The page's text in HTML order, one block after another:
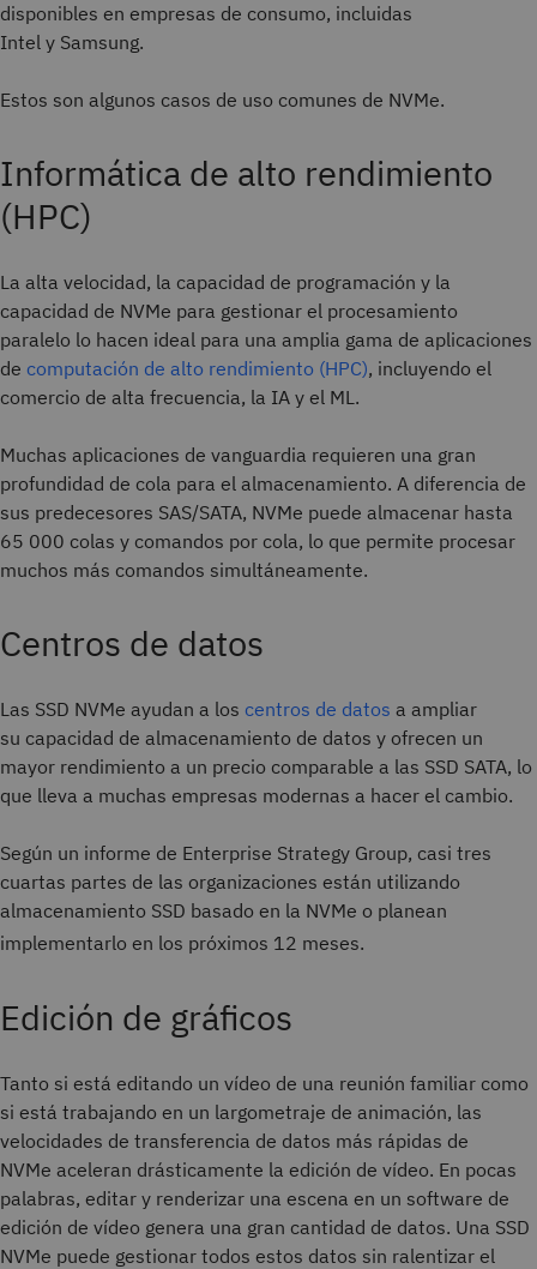
disponibles en empresas de consumo, incluidas
Intel y Samsung.
Estos son algunos casos de uso comunes de NVMe.
Informática de alto rendimiento
(HPC)
La alta velocidad, la capacidad de programación y la
capacidad de NVMe para gestionar el procesamiento
paralelo lo hacen ideal para una amplia gama de aplicaciones
de computación de alto rendimiento (HPC), incluyendo el
comercio de alta frecuencia, la IA y el ML.
Muchas aplicaciones de vanguardia requieren una gran
profundidad de cola para el almacenamiento. A diferencia de
sus predecesores SAS/SATA, NVMe puede almacenar hasta
65 000 colas y comandos por cola, lo que permite procesar
muchos más comandos simultáneamente.
Centros de datos
Las SSD NVMe ayudan a los centros de datos a ampliar
su capacidad de almacenamiento de datos y ofrecen un
mayor rendimiento a un precio comparable a las SSD SATA, lo
que lleva a muchas empresas modernas a hacer el cambio.
Según un informe de Enterprise Strategy Group, casi tres
cuartas partes de las organizaciones están utilizando
almacenamiento SSD basado en la NVMe o planean
implementarlo en los próximos 12 meses.
Edición de gráficos
Tanto si está editando un vídeo de una reunión familiar como
si está trabajando en un largometraje de animación, las
velocidades de transferencia de datos más rápidas de
NVMe aceleran drásticamente la edición de vídeo. En pocas
palabras, editar y renderizar una escena en un software de
edición de vídeo genera una gran cantidad de datos. Una SSD
NVMe puede gestionar todos estos datos sin ralentizar el